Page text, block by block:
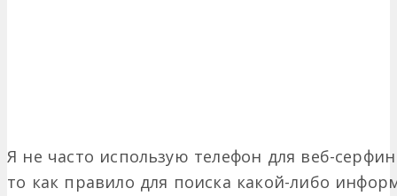
Я не часто использую телефон для веб-
то как правило для поиска какой-либо